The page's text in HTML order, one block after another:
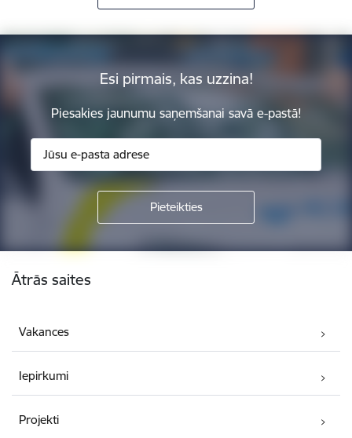
Esi pirmais, kas uzzina!
Piesakies jaunumu saņemšanai savā e-pastā!
Ātrās saites
Vakances
Iepirkumi
Projekti